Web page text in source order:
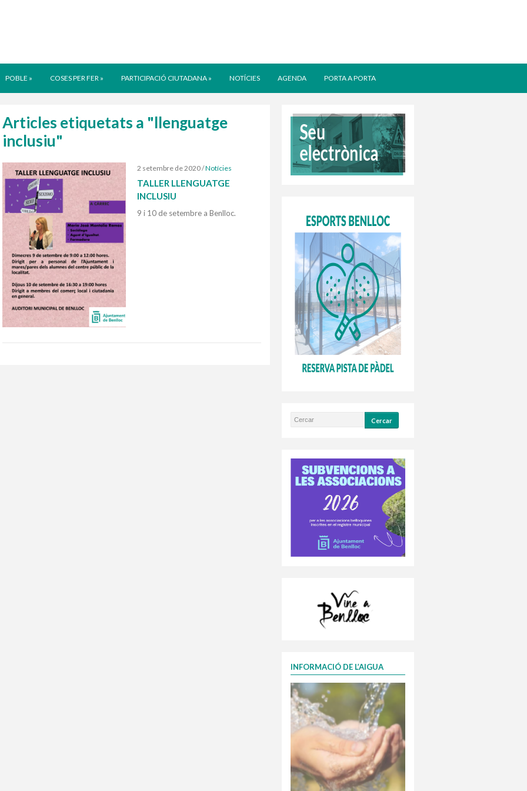
POBLE » COSES PER FER » PARTICIPACIÓ CIUTADANA » NOTÍCIES AGENDA PORTA A PORTA
Articles etiquetats a "llenguatge
inclusiu"
2 setembre de 2020/Notícies
TALLER LLENGUATGE
INCLUSIU
9 i 10 de setembre a Benlloc.
INFORMACIÓ DE L’AIGUA